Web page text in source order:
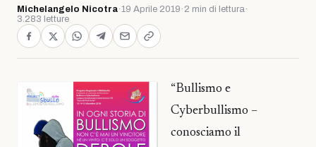
Michelangelo Nicotra·19 Aprile 2019 · 2 min di lettura·
3.283 letture
“Bullismo e
Cyberbullismo –
conosciamo il